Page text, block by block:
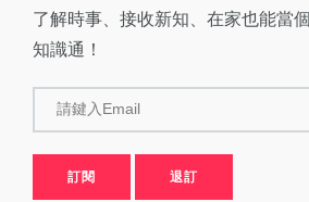
了解時事、接收新知、在家也能當個
知識通！
請鍵入Email
訂閱 退訂